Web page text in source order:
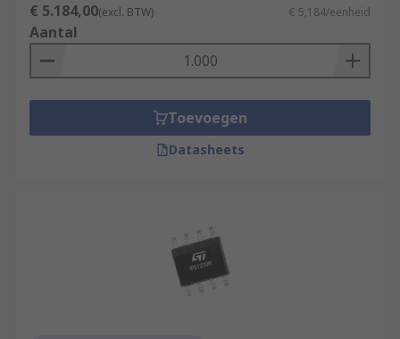
€ 5.184,00(excl. BTW) € 5,184/eenheid
Aantal
Toevoegen
Datasheets